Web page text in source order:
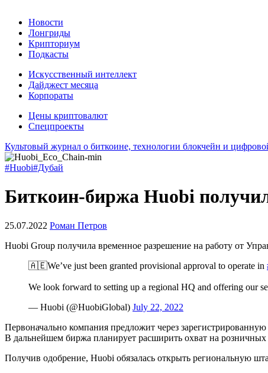
Новости
Лонгриды
Крипториум
Подкасты
Искусственный интеллект
Дайджест месяца
Корпораты
Цены криптовалют
Спецпроекты
Культовый журнал о биткоине, технологии блокчейн и
#Huobi#Дубай
Биткоин-биржа Huobi
25.07.2022 Роман Петров
Huobi Group получила временное разрешение на работу от
🇦🇪We’ve just been granted provisional approval to operate in
We look forward to setting up a regional HQ and offering our
— Huobi (@HuobiGlobal) July 22, 2022
Первоначально компания предложит через
В дальнейшем биржа планирует расширить охват на розничных
Получив одобрение, Huobi обязалась открыть региональную